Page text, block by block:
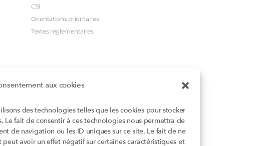
aux cookies
des technologies telles que les cookies pour stocker
fait de consentir à ces technologies nous permettra de
de navigation ou les ID uniques sur ce site. Le fait de ne
avoir un effet négatif sur certaines caractéristiques et
CSI
Orientations prioritaires
Textes règlementaires